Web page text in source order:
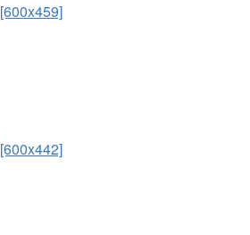
[600x459]
[600x442]